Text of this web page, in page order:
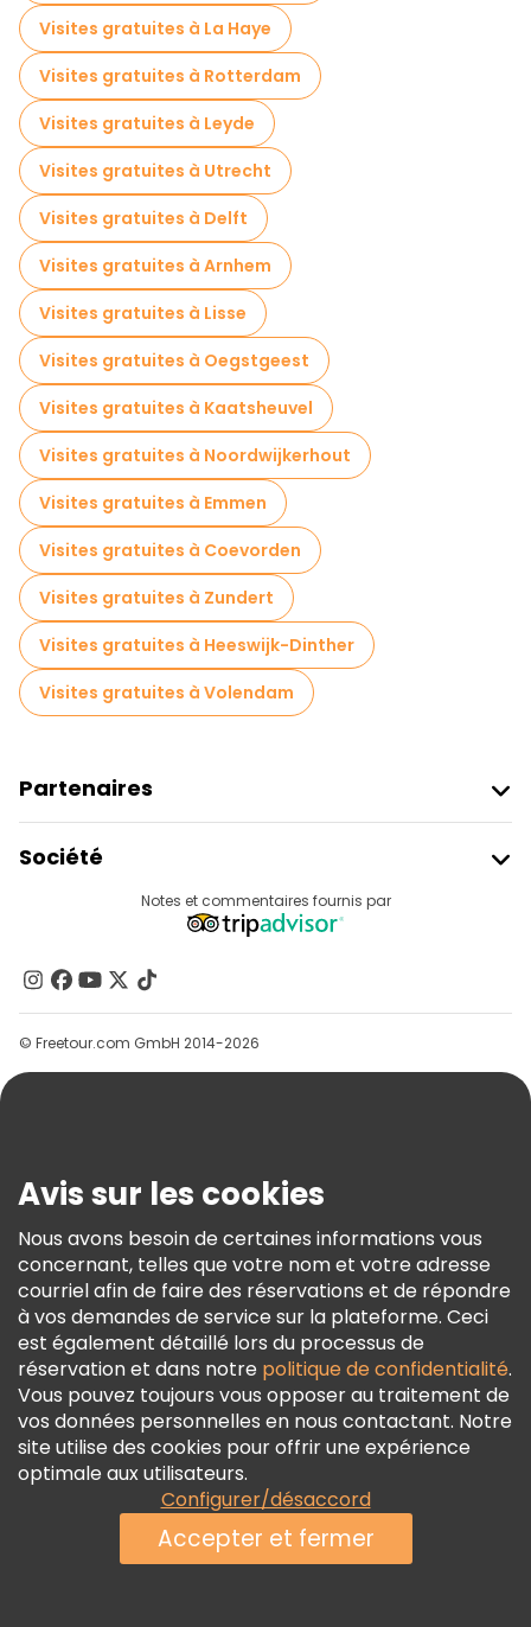
Les espaces verts tels que le parc Berg et Bos et les forêts de la
Veluwe à proximité ajoutent une touche naturelle à tout
itinéraire de promenade. En chemin, votre guide pourra vous
donner des informations sur le rôle d'Apeldoorn dans l'histoire
et l'urbanisme néerlandais, ainsi que sur son mélange unique
de nature et de vie citadine.
Visites gratuites à La Haye
Visites gratuites à Rotterdam
Visites gratuites à Leyde
Visites gratuites à Utrecht
Visites gratuites à Delft
Visites gratuites à Arnhem
Visites gratuites à Lisse
Visites gratuites à Oegstgeest
Visites gratuites à Kaatsheuvel
Visites gratuites à Noordwijkerhout
Visites gratuites à Emmen
Visites gratuites à Coevorden
Visites gratuites à Zundert
Visites gratuites à Heeswijk-Dinther
Visites gratuites à Volendam
Partenaires
Connexion Du Fournisseur
Programme D’affiliation
Société
Contactez-Nous
Groupes
Aide
Conditions Générales Et Mentions Légales
Politique En Matière De Cookies
Freetour Prix
Programme De Fidélité
Notes et commentaires fournis par
© Freetour.com GmbH 2014-2026
Avis sur les cookies
Nous avons besoin de certaines informations vous
concernant, telles que votre nom et votre adresse
courriel afin de faire des réservations et de répondre
à vos demandes de service sur la plateforme. Ceci
est également détaillé lors du processus de
réservation et dans notre politique de confidentialité.
Vous pouvez toujours vous opposer au traitement de
vos données personnelles en nous contactant. Notre
site utilise des cookies pour offrir une expérience
optimale aux utilisateurs.
Configurer/désaccord
Accepter et fermer